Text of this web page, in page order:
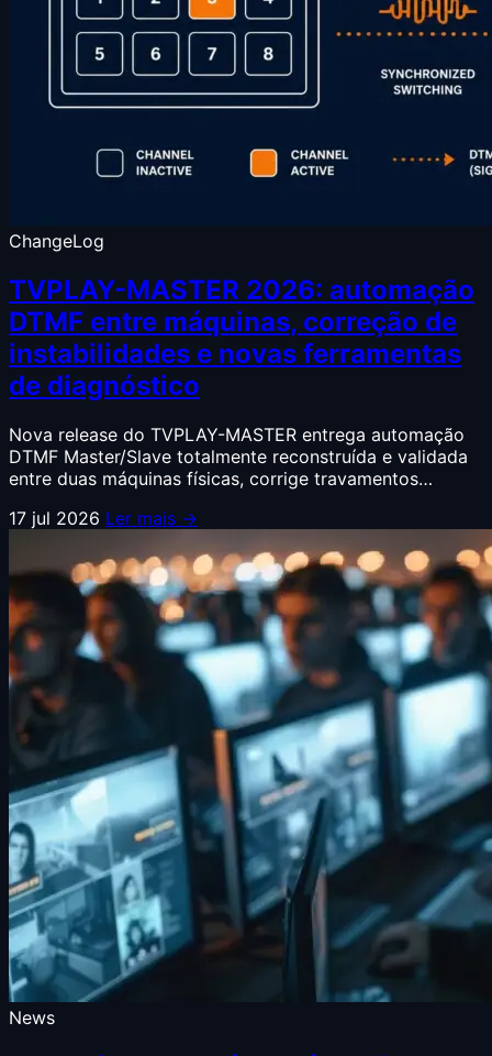
ChangeLog
TVPLAY-MASTER 2026: automação
DTMF entre máquinas, correção de
instabilidades e novas ferramentas
de diagnóstico
Nova release do TVPLAY-MASTER entrega automação
DTMF Master/Slave totalmente reconstruída e validada
entre duas máquinas físicas, corrige travamentos…
17 jul 2026 Ler mais →
News